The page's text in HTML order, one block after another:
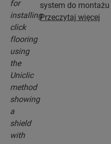
system do
standardowym
Przeczytaj więcej